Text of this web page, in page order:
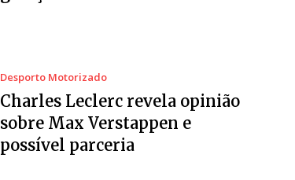
Desporto Motorizado
Charles Leclerc revela opinião
sobre Max Verstappen e
possível parceria